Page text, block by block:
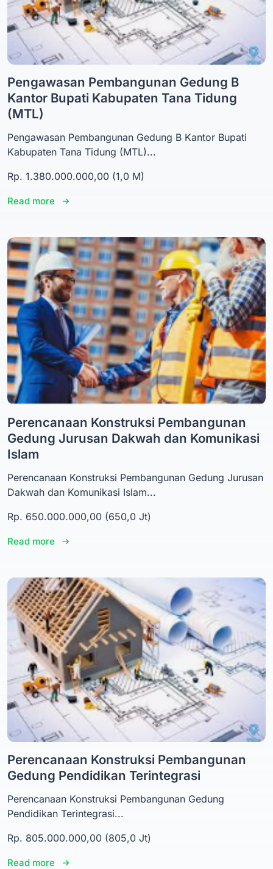
Pengawasan Pembangunan Gedung B
Kantor Bupati Kabupaten Tana Tidung
(MTL)
Pengawasan Pembangunan Gedung B Kantor Bupati
Kabupaten Tana Tidung (MTL)...
Rp. 1.380.000.000,00 (1,0 M)
Read more
Perencanaan Konstruksi Pembangunan
Gedung Jurusan Dakwah dan Komunikasi
Islam
Perencanaan Konstruksi Pembangunan Gedung Jurusan
Dakwah dan Komunikasi Islam...
Rp. 650.000.000,00 (650,0 Jt)
Read more
Perencanaan Konstruksi Pembangunan
Gedung Pendidikan Terintegrasi
Perencanaan Konstruksi Pembangunan Gedung
Pendidikan Terintegrasi...
Rp. 805.000.000,00 (805,0 Jt)
Read more